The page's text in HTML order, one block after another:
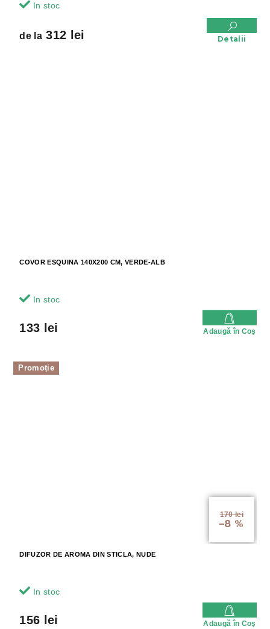
In stoc
de la312 lei Detalii
COVOR ESQUINA 140X200 CM, VERDE-ALB
In stoc
133 lei Adaugă în Coş
Promoție
170 lei
–8 %
DIFUZOR DE AROMA DIN STICLA, NUDE
In stoc
156 lei Adaugă în Coş